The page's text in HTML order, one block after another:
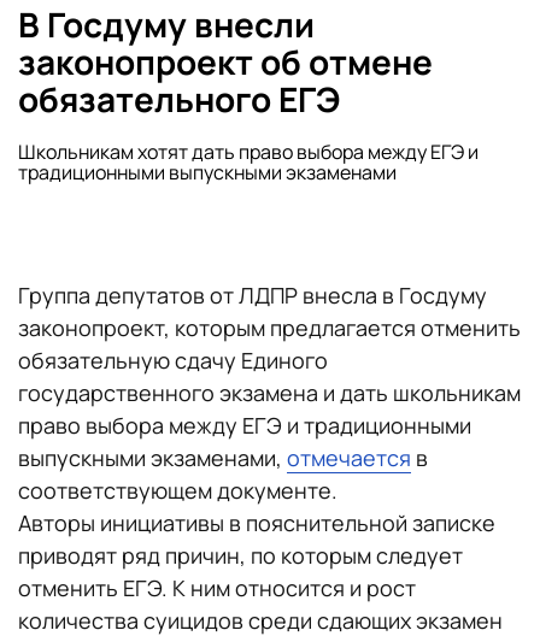
В Госдуму внесли
законопроект об отмене
обязательного ЕГЭ
Школьникам хотят дать право выбора между ЕГЭ и
традиционными выпускными экзаменами
Группа депутатов от ЛДПР внесла в Госдуму
законопроект, которым предлагается отменить
обязательную сдачу Единого
государственного экзамена и дать школьникам
право выбора между ЕГЭ и традиционными
выпускными экзаменами, отмечается в
соответствующем документе.
Авторы инициативы в пояснительной записке
приводят ряд причин, по которым следует
отменить ЕГЭ. К ним относится и рост
количества суицидов среди сдающих экзамен